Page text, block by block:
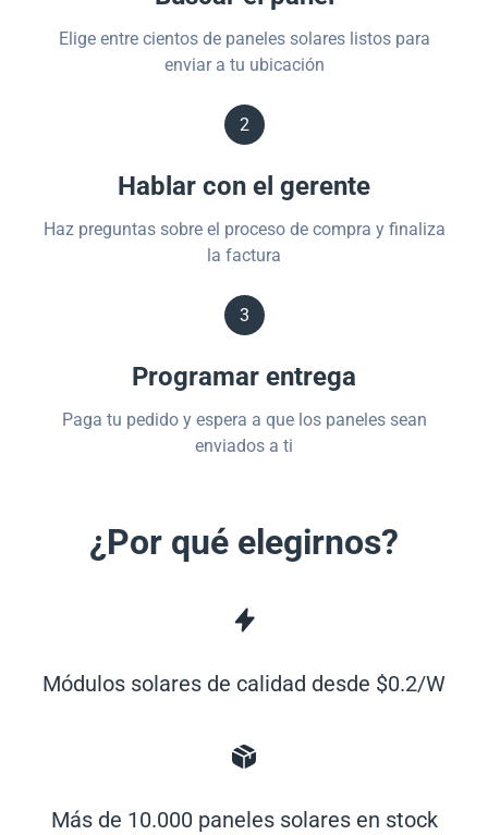
Elige entre cientos de paneles solares listos para
enviar a tu ubicación
2
Hablar con el gerente
Haz preguntas sobre el proceso de compra y finaliza
la factura
3
Programar entrega
Paga tu pedido y espera a que los paneles sean
enviados a ti
¿Por qué elegirnos?
Módulos solares de calidad desde $0.2/W
Más de 10.000 paneles solares en stock